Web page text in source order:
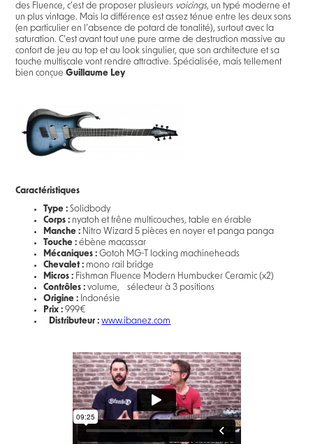
des Fluence, c’est de proposer plusieurs voicings, un typé moderne et
un plus vintage. Mais la différence est assez ténue entre les deux sons
(en particulier en l’absence de potard de tonalité), surtout avec la
saturation. C’est avant tout une pure arme de destruction massive au
confort de jeu au top et au look singulier, que son architecture et sa
touche multiscale vont rendre attractive. Spécialisée, mais tellement
bien conçueGuillaume Ley
Caractéristiques
Type :Solidbody
Corps :nyatoh et frêne multicouches, table en érable
Manche : Nitro Wizard 5 pièces en noyer et panga panga
Touche :ébène macassar
Mécaniques :Gotoh MG-T locking machineheads
Chevalet :mono rail bridge
Micros : Fishman Fluence Modern Humbucker Ceramic (x2)
Contrôles :volume, sélecteur à 3 positions
Origine : Indonésie
Prix : 999€
Distributeur :www.ibanez.com